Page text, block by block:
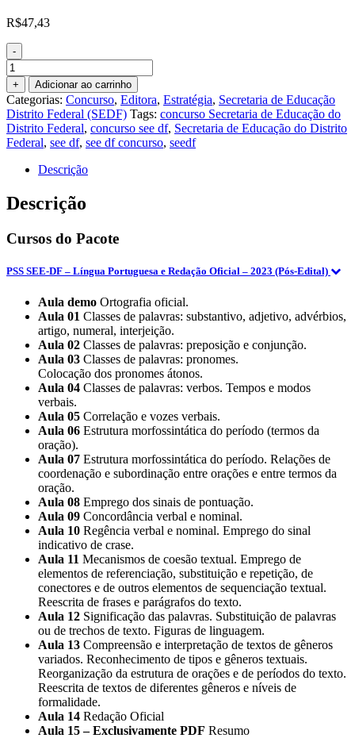
R$47,43
-
PSS
SEE-
DF
(Professor
Substituto
-
Enfermagem)
Pacote
Edital)
(E)
2023
+ Adicionar ao carrinho
Categorias: Concurso, Editora, Estratégia, Secretaria de Educação
Distrito Federal (SEDF) Tags: concurso Secretaria de Educação do
Distrito Federal, concurso see df, Secretaria de Educação do Distrito
Federal, see df, see df concurso, seedf
Descrição
Descrição
Cursos do Pacote
PSS SEE-DF – Língua Portuguesa e Redação Oficial – 2023 (Pós-Edital)
Aula demo Ortografia oficial.
Aula 01 Classes de palavras: substantivo, adjetivo, advérbios,
artigo, numeral, interjeição.
Aula 02 Classes de palavras: preposição e conjunção.
Aula 03 Classes de palavras: pronomes.
Colocação dos pronomes átonos.
Aula 04 Classes de palavras: verbos. Tempos e modos
verbais.
Aula 05 Correlação e vozes verbais.
Aula 06 Estrutura morfossintática do período (termos da
oração).
Aula 07 Estrutura morfossintática do período. Relações de
coordenação e subordinação entre orações e entre termos da
oração.
Aula 08 Emprego dos sinais de pontuação.
Aula 09 Concordância verbal e nominal.
Aula 10 Regência verbal e nominal. Emprego do sinal
indicativo de crase.
Aula 11 Mecanismos de coesão textual. Emprego de
elementos de referenciação, substituição e repetição, de
conectores e de outros elementos de sequenciação textual.
Reescrita de frases e parágrafos do texto.
Aula 12 Significação das palavras. Substituição de palavras
ou de trechos de texto. Figuras de linguagem.
Aula 13 Compreensão e interpretação de textos de gêneros
variados. Reconhecimento de tipos e gêneros textuais.
Reorganização da estrutura de orações e de períodos do texto.
Reescrita de textos de diferentes gêneros e níveis de
formalidade.
Aula 14 Redação Oficial
Aula 15 – Exclusivamente PDF Resumo